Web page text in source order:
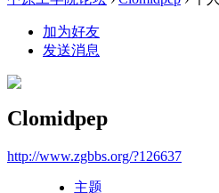
加为好友
发送消息
Clomidpep
http://www.zgbbs.org/?126637
主题